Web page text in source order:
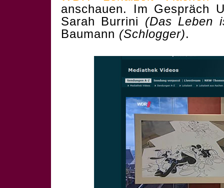
anschauen. Im Gespräch
Sarah Burrini (Das Leben
Baumann (Schlogger).